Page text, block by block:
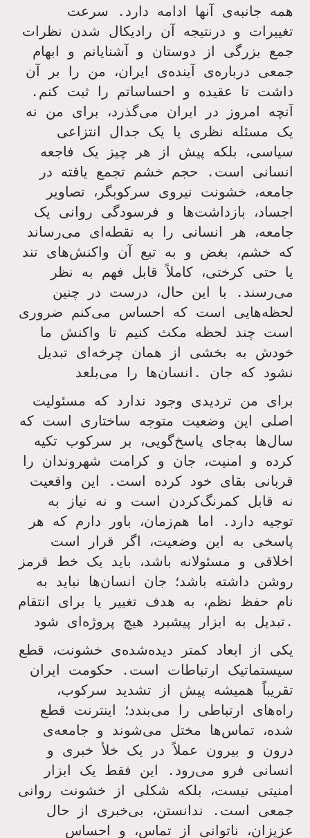
همه جانبه‌ی آنها ادامه دارد. سرعت
تغییرات و درنتیجه آن رادیکال شدن نظرات
جمع بزرگی از دوستان و آشنایانم و ابهام
جمعی درباره‌ی آینده‌ی ایران، من را بر آن
داشت تا عقیده و احساساتم را ثبت کنم.
آنچه امروز در ایران می‌گذرد، برای من نه
یک مسئله نظری یا یک جدال انتزاعی
سیاسی، بلکه پیش از هر چیز یک فاجعه
انسانی است. حجم خشم تجمع یافته در
جامعه، خشونت نیروی سرکوبگر، تصاویر
اجساد، بازداشت‌ها و فرسودگی روانی یک
جامعه، هر انسانی را به نقطه‌ای می‌رساند
که خشم، بغض و به تبع آن واکنش‌های تند
یا حتی کرختی، کاملاً قابل فهم به نظر
می‌رسند. با این حال، درست در چنین
لحظه‌هایی است که احساس می‌کنم ضروری
است چند لحظه مکث کنیم تا واکنش ما
خودش به بخشی از همان چرخه‌ای تبدیل
نشود که جان .انسان‌ها را می‌بلعد
برای من تردیدی وجود ندارد که مسئولیت
اصلی این وضعیت متوجه ساختاری است که
سال‌ها به‌جای پاسخ‌گویی، بر سرکوب تکیه
کرده و امنیت، جان و کرامت شهروندان را
قربانی بقای خود کرده است. این واقعیت
نه قابل کمرنگ‌کردن است و نه نیاز به
توجیه دارد. اما هم‌زمان، باور دارم که هر
پاسخی به این وضعیت، اگر قرار است
اخلاقی و مسئولانه باشد، باید یک خط قرمز
روشن داشته باشد؛ جان انسان‌ها نباید به
نام حفظ نظم، به هدف تغییر یا برای انتقام
تبدیل به ابزار پیشبرد هیچ پروژه‌ای شود.
یکی از ابعاد کمتر دیده‌شده‌ی خشونت، قطع
سیستماتیک ارتباطات است. حکومت ایران
تقریباً همیشه پیش از تشدید سرکوب،
راه‌های ارتباطی را می‌بندد؛ اینترنت قطع
شده، تماس‌ها مختل می‌شوند و جامعه‌ی
درون و بیرون عملاً در یک خلأ خبری و
انسانی فرو می‌رود. این فقط یک ابزار
امنیتی نیست، بلکه شکلی از خشونت روانی
جمعی است. ندانستن، بی‌خبری از حال
عزیزان، ناتوانی از تماس، و احساس